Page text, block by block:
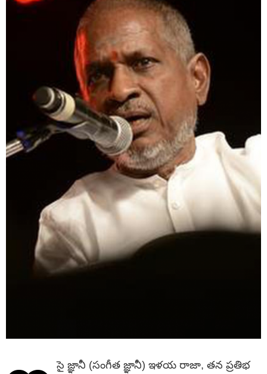
సై జ్ఞానీ (సంగీత జ్ఞానీ) ఇళయ రాజా, తన ప్రతిభ